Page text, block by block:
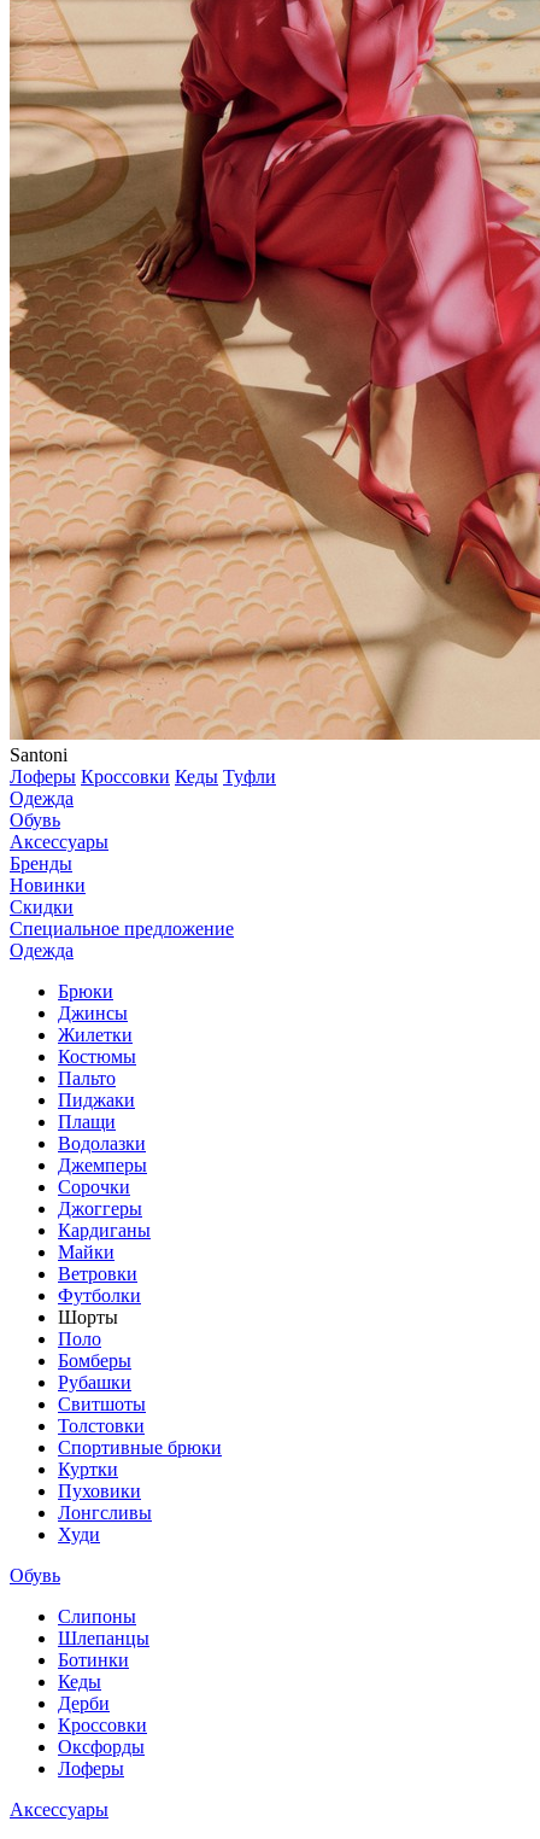
Santoni
Лоферы Кроссовки Кеды Туфли
Одежда
Обувь
Аксессуары
Бренды
Новинки
Скидки
Специальное предложение
Одежда
Брюки
Джинсы
Жилетки
Костюмы
Пальто
Пиджаки
Плащи
Водолазки
Джемперы
Сорочки
Джоггеры
Кардиганы
Майки
Ветровки
Футболки
Шорты
Поло
Бомберы
Рубашки
Свитшоты
Толстовки
Спортивные брюки
Куртки
Пуховики
Лонгсливы
Худи
Обувь
Слипоны
Шлепанцы
Ботинки
Кеды
Дерби
Кроссовки
Оксфорды
Лоферы
Аксессуары